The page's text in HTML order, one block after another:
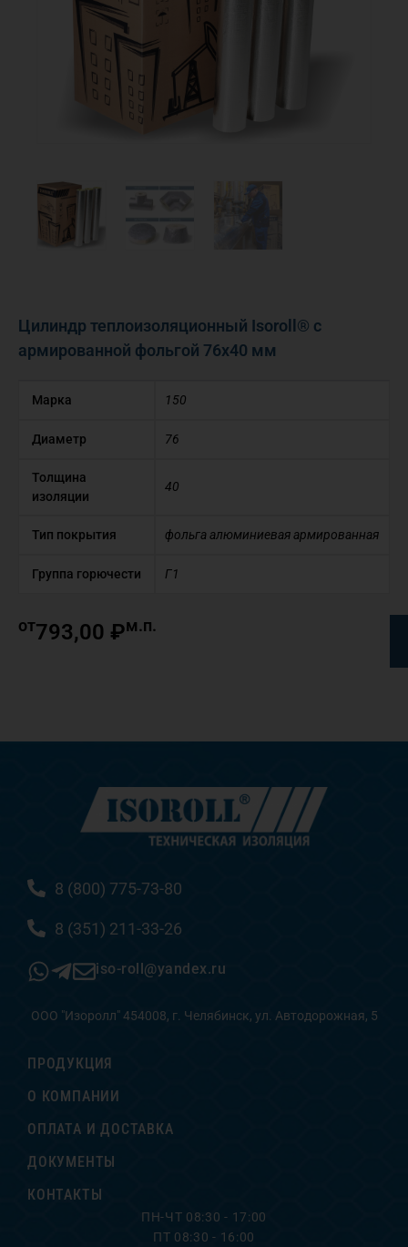
Цилиндр теплоизоляционный Isoroll® с
армированной фольгой 76х40 мм
Марка 150
Диаметр 76
Толщина
изоляции
40
Тип покрытия фольга алюминиевая армированная
Группа горючести Г1
от793,00 ₽м.п.
8 (800) 775-73-80
8 (351) 211-33-26
iso-roll@yandex.ru
ООО "Изоролл" 454008, г. Челябинск, ул. Автодорожная, 5
ПРОДУКЦИЯ
О КОМПАНИИ
ОПЛАТА И ДОСТАВКА
ДОКУМЕНТЫ
КОНТАКТЫ
ПН-ЧТ 08:30 - 17:00
ПТ 08:30 - 16:00